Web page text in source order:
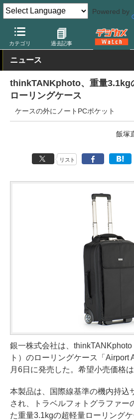
Powered by
カテゴリ 過去記事
デジカメ Watch 撮影用品 カメラバッ
ニュース
thinkTANKphoto、重量3.1kg
ローリングケース
ケースの外にノートPCポケット
飯塚
リスト
銀一株式会社は、
ト）のローリングケース「Airport
月6日に発売した。希望小売価格
本製品は、国際線基準の機内持込
され、トラベルフォトグラファー
た重量3.1kgの超軽量ローリングケ